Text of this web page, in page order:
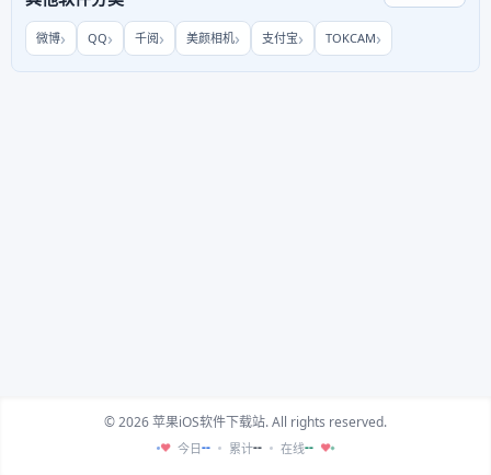
微博 QQ 千阅 美颜相机 支付宝 TOKCAM
© 2026 苹果iOS软件下载站. All rights reserved.
♥ 今日-- 累计-- 在线-- ♥